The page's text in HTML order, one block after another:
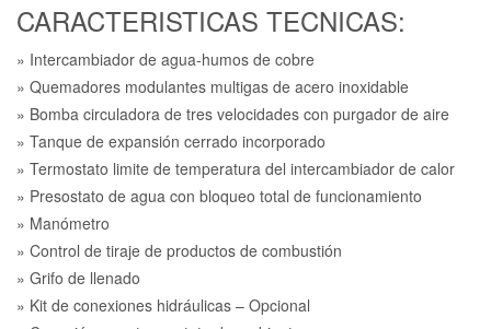
CARACTERISTICAS TECNICAS:
» Intercambiador de agua-humos de cobre
» Quemadores modulantes multigas de acero inoxidable
» Bomba circuladora de tres velocidades con purgador de aire
» Tanque de expansión cerrado incorporado
» Termostato limite de temperatura del intercambiador de calor
» Presostato de agua con bloqueo total de funcionamiento
» Manómetro
» Control de tiraje de productos de combustión
» Grifo de llenado
» Kit de conexiones hidráulicas – Opcional